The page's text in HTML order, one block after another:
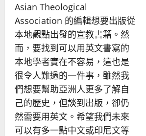
Asian Theological
Association 的編輯想要出版從
本地觀點出發的宣教書籍。然
而，要找到可以用英文書寫的
本地學者實在不容易，這也是
很令人難過的一件事，雖然我
們想要幫助亞洲人更多了解自
己的歷史，但談到出版，卻仍
然需要用英文。希望我們未來
可以有多一點中文或印尼文等